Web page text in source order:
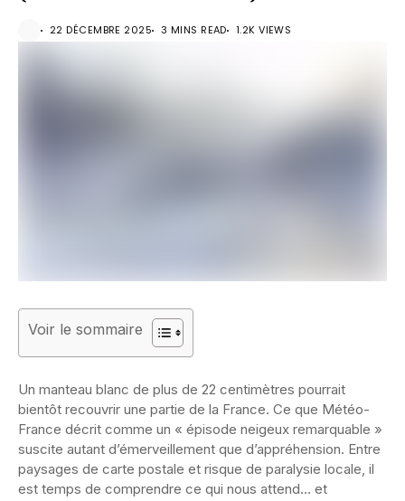
22 DÉCEMBRE 2025 3 MINS READ 1.2K VIEWS
Voir le sommaire
Un manteau blanc de plus de 22 centimètres pourrait
bientôt recouvrir une partie de la France. Ce que Météo-
France décrit comme un « épisode neigeux remarquable »
suscite autant d’émerveillement que d’appréhension. Entre
paysages de carte postale et risque de paralysie locale, il
est temps de comprendre ce qui nous attend… et